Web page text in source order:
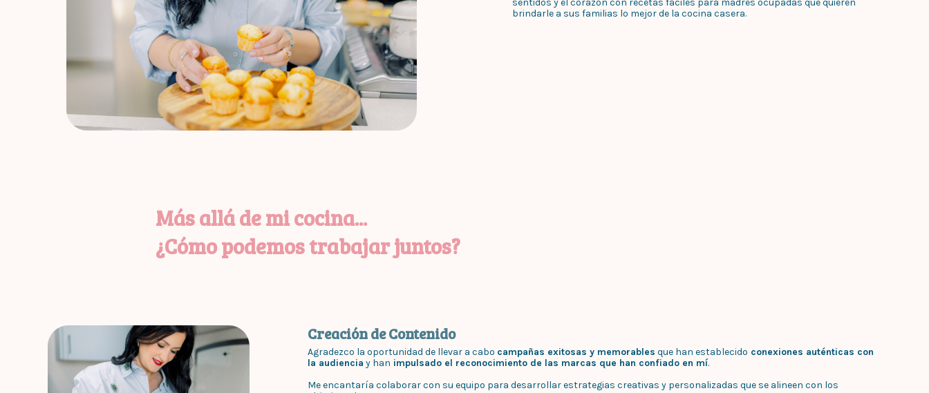
sentidos y el corazón con recetas fáciles para madres ocupadas que quieren
brindarle a sus familias lo mejor de la cocina casera.
Más allá de mi cocina...
¿Cómo podemos trabajar juntos?
Creación de Contenido
Agradezco la oportunidad de llevar a cabo campañas exitosas y memorables que han establecido conexiones auténticas con
la audiencia y han impulsado el reconocimiento de las marcas que han confiado en mí.
Me encantaría colaborar con su equipo para desarrollar estrategias creativas y personalizadas que se alineen con los